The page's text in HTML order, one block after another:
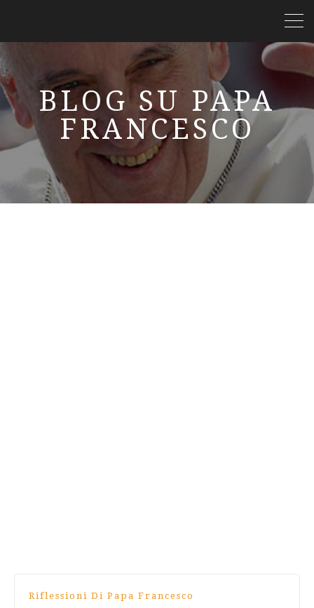
BLOG SU PAPA
FRANCESCO
Riflessioni Di Papa Francesco